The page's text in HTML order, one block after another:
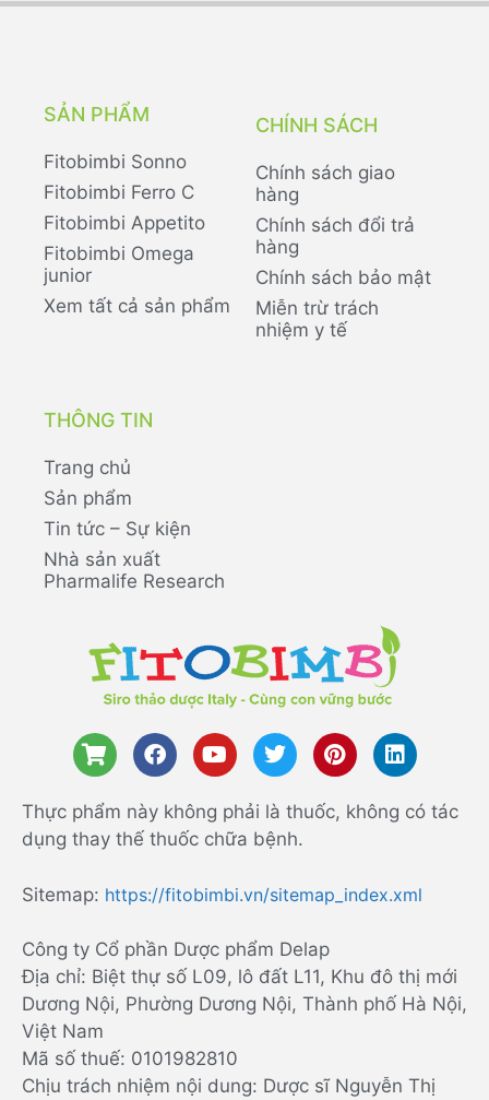
SẢN PHẨM
Fitobimbi Sonno
Fitobimbi Ferro C
Fitobimbi Appetito
Fitobimbi Omega
junior
Xem tất cả sản phẩm
CHÍNH SÁCH
Chính sách giao
hàng
Chính sách đổi trả
hàng
Chính sách bảo mật
Miễn trừ trách
nhiệm y tế
THÔNG TIN
Trang chủ
Sản phẩm
Tin tức – Sự kiện
Nhà sản xuất
Pharmalife Research
Thực phẩm này không phải là thuốc, không có tác
dụng thay thế thuốc chữa bệnh.
Sitemap: https://fitobimbi.vn/sitemap_index.xml
Công ty Cổ phần Dược phẩm Delap
Địa chỉ: Biệt thự số L09, lô đất L11, Khu đô thị mới
Dương Nội, Phường Dương Nội, Thành phố Hà Nội,
Việt Nam
Mã số thuế: 0101982810
Chịu trách nhiệm nội dung: Dược sĩ Nguyễn Thị